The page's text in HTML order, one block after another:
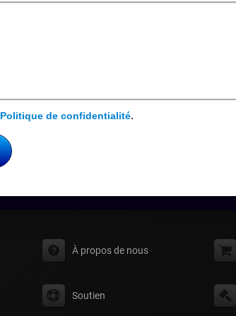
Politique de confidentialité.
À propos de nous
Soutien